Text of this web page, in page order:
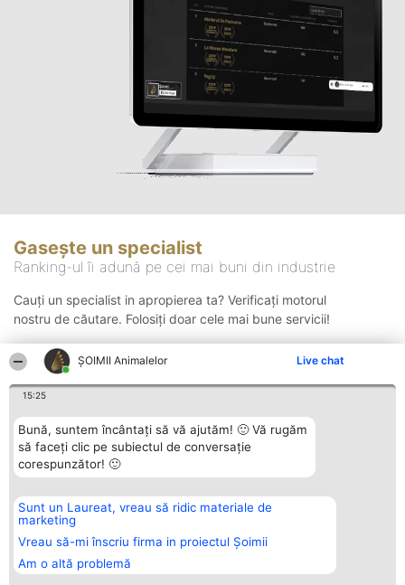
ŞOIMII Animalelor Live chat
15:25
Bună, suntem încântați să vă ajutăm! 🙂 Vă rugăm
să faceți clic pe subiectul de conversație
corespunzător! 🙂
Sunt un Laureat, vreau să ridic materiale de
marketing
Vreau să-mi înscriu firma in proiectul Șoimii
Am o altă problemă
Gasește un specialist
Ranking-ul îi adună pe cei mai buni din industrie
Cauți un specialist in apropierea ta? Verificați motorul
nostru de căutare. Folosiți doar cele mai bune servicii!
Organizator Ranking
BRIGHT SOLUTIONS BR SRL
Aleea Timisul De Sus 2 Bl. A30
Sc. A Et. 4 Ap. 13 Cod 061952
București
CUI 36737675
Plebiscyt
Lista Tuturor
Laureaților
Statut
Contact